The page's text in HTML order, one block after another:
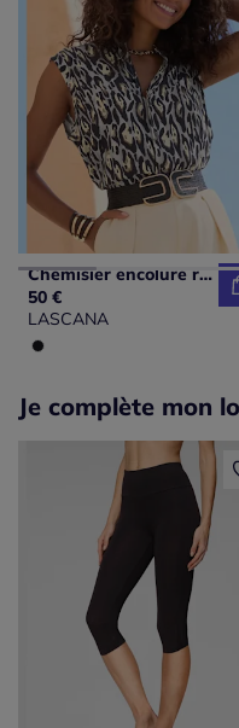
Chemisier encolure ronde à patte de boutonnage imprimé léopard
50 €
LASCANA
Je complète mon